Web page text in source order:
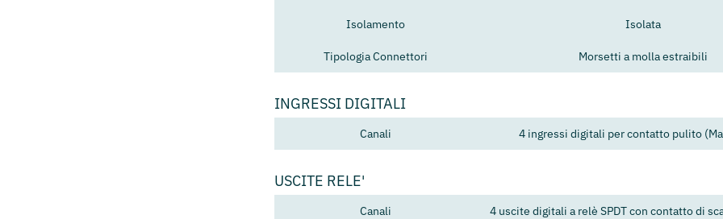
Isolamento Isolata
Tipologia Connettori Morsetti a molla estraibili
INGRESSI DIGITALI
Canali 4 ingressi digitali per contatto pulito
USCITE RELE'
Canali 4 uscite digitali a relè SPDT con contatto di